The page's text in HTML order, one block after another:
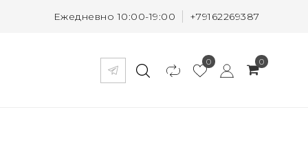
Ежедневно 10:00-19:00 +79162269387
0 0